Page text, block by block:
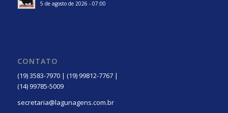
5 de agosto de 2026 - 07:00
CONTATO
(19) 3583-7970 | (19) 99812-7767 |
(14) 99785-5009
secretaria@lagunagens.com.br